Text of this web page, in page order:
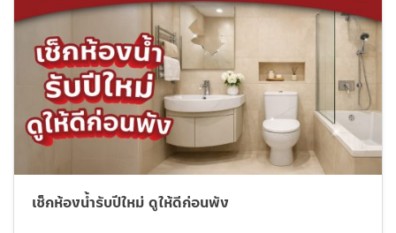
เช็กห้องน้ำรับปีใหม่ ดูให้ดีก่อนพัง